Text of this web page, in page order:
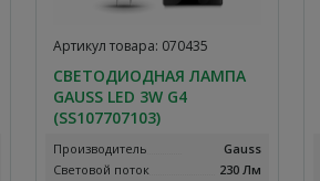
Артикул товара: 070435
СВЕТОДИОДНАЯ ЛАМПА
GAUSS LED 3W G4
(SS107707103)
Производитель
Gauss
Световой поток
230 Лм